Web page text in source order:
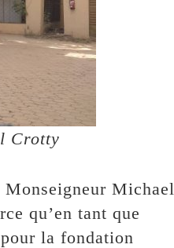
Crotty
Michael
qu’en tant que
la fondation